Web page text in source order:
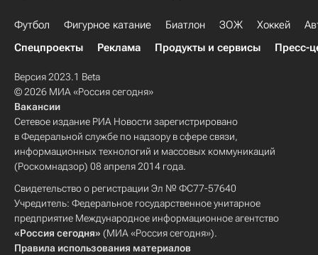
Футбол Фигурное катание Биатлон ЗОЖ Хоккей
Спецпроекты
Реклама Продукты и сервисы Пресс-
Версия 2023.1 Beta
© 2026 МИА «Россия сегодня»
Вакансии
Сетевое издание РИА Новости зарегистрировано
в Федеральной службе по надзору в сфере связи,
информационных технологий и массовых коммуникаций
(Роскомнадзор) 08 апреля 2014 года.
Свидетельство о регистрации Эл № ФС77-57640
Учредитель: Федеральное государственное унитарное
предприятие Международное информационное агентство
«Россия сегодня» (МИА «Россия сегодня»).
Правила использования материалов